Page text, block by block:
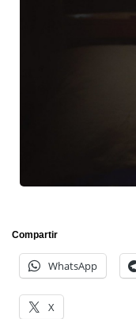
Compartir
WhatsApp
X